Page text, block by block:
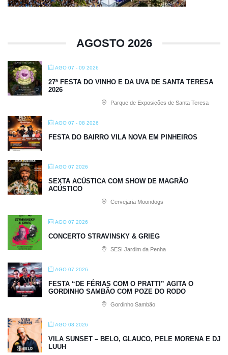
AGOSTO 2026
AGO 07 - 09 2026
27ª FESTA DO VINHO E DA UVA DE SANTA TERESA
2026
Parque de Exposições de Santa Teresa
AGO 07 - 08 2026
FESTA DO BAIRRO VILA NOVA EM PINHEIROS
AGO 07 2026
SEXTA ACÚSTICA COM SHOW DE MAGRÃO
ACÚSTICO
Cervejaria Moondogs
AGO 07 2026
CONCERTO STRAVINSKY & GRIEG
SESI Jardim da Penha
AGO 07 2026
FESTA “DE FÉRIAS COM O PRATTI” AGITA O
GORDINHO SAMBÃO COM POZE DO RODO
Gordinho Sambão
AGO 08 2026
VILA SUNSET – BELO, GLAUCO, PELE MORENA E DJ
LUUH